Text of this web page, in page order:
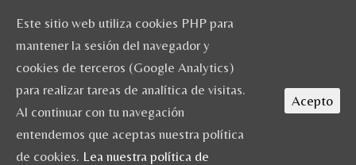
Este sitio web utiliza cookies PHP para
mantener la sesión del navegador y
cookies de terceros (Google Analytics)
para realizar tareas de analítica de visitas.
Al continuar con tu navegación
entendemos que aceptas nuestra política
de cookies. Lea nuestra política de
Acepto